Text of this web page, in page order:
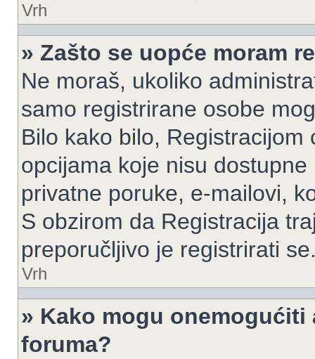
Vrh
» Zašto se uopće moram
Ne moraš, ukoliko
samo registrirane osobe
Bilo kako bilo,
opcijama koje nisu
privatne poruke, e-mailovi,
S obzirom da Registracija
preporučljivo je registrirati
Vrh
» Kako mogu
foruma?